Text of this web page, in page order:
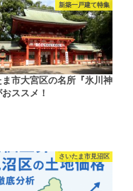
新築一戸建て特集
ま市大宮区の名所『氷川神
ススメ！
さいたま市見沼区